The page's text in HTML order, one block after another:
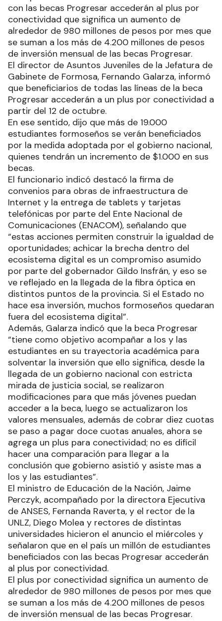
con las becas Progresar accederán al plus por
conectividad que significa un aumento de
alrededor de 980 millones de pesos por mes que
se suman a los más de 4.200 millones de pesos
de inversión mensual de las becas Progresar.
El director de Asuntos Juveniles de la Jefatura de
Gabinete de Formosa, Fernando Galarza, informó
que beneficiarios de todas las líneas de la beca
Progresar accederán a un plus por conectividad a
partir del 12 de octubre.
En ese sentido, dijo que más de 19.000
estudiantes formoseños se verán beneficiados
por la medida adoptada por el gobierno nacional,
quienes tendrán un incremento de $1.000 en sus
becas.
El funcionario indicó destacó la firma de
convenios para obras de infraestructura de
Internet y la entrega de tablets y tarjetas
telefónicas por parte del Ente Nacional de
Comunicaciones (ENACOM), señalando que
“estas acciones permiten construir la igualdad de
oportunidades; achicar la brecha dentro del
ecosistema digital es un compromiso asumido
por parte del gobernador Gildo Insfrán, y eso se
ve reflejado en la llegada de la fibra óptica en
distintos puntos de la provincia. Si el Estado no
hace esa inversión, muchos formoseños quedaran
fuera del ecosistema digital”.
Además, Galarza indicó que la beca Progresar
“tiene como objetivo acompañar a los y las
estudiantes en su trayectoria académica para
solventar la inversión que ello significa, desde la
llegada de un gobierno nacional con estricta
mirada de justicia social, se realizaron
modificaciones para que más jóvenes puedan
acceder a la beca, luego se actualizaron los
valores mensuales, además de cobrar diez cuotas
se paso a pagar doce cuotas anuales, ahora se
agrega un plus para conectividad; no es difícil
hacer una comparación para llegar a la
conclusión que gobierno asistió y asiste mas a
los y las estudiantes”.
El ministro de Educación de la Nación, Jaime
Perczyk, acompañado por la directora Ejecutiva
de ANSES, Fernanda Raverta, y el rector de la
UNLZ, Diego Molea y rectores de distintas
universidades hicieron el anuncio el miércoles y
señalaron que en el país un millón de estudiantes
beneficiados con las becas Progresar accederán
al plus por conectividad.
El plus por conectividad significa un aumento de
alrededor de 980 millones de pesos por mes que
se suman a los más de 4.200 millones de pesos
de inversión mensual de las becas Progresar.